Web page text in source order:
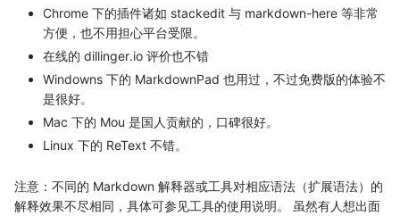
Chrome 下的插件诸如 stackedit 与 markdown-here 等非常
方便，也不用担心平台受限。
在线的 dillinger.io 评价也不错
Windowns 下的 MarkdownPad 也用过，不过免费版的体验不
是很好。
Mac 下的 Mou 是国人贡献的，口碑很好。
Linux 下的 ReText 不错。
注意：不同的 Markdown 解释器或工具对相应语法（扩展语法）的
解释效果不尽相同，具体可参见工具的使用说明。 虽然有人想出面